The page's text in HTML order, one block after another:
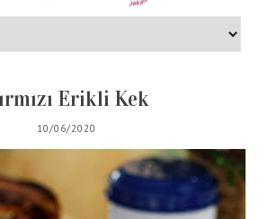
Erikli Kek
10/06/2020